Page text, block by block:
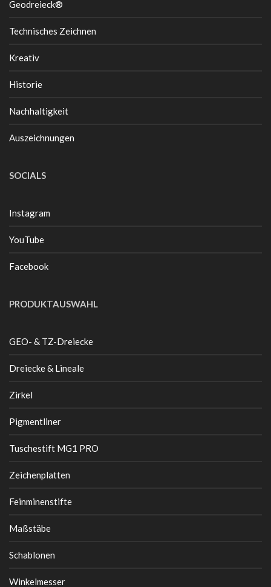
Geodreieck®
Technisches Zeichnen
Kreativ
Historie
Nachhaltigkeit
Auszeichnungen
SOCIALS
Instagram
YouTube
Facebook
PRODUKTAUSWAHL
GEO- & TZ-Dreiecke
Dreiecke & Lineale
Zirkel
Pigmentliner
Tuschestift MG1 PRO
Zeichenplatten
Feinminenstifte
Maßstäbe
Schablonen
Winkelmesser